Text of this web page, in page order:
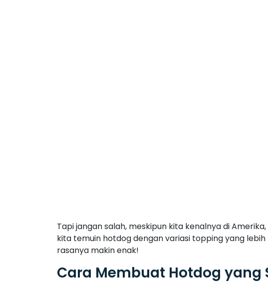
Keju cheddar atau keju mozarella (kalau mau
Bahan pelengkap seperti sayuran segar (selada,
Cara membuat: